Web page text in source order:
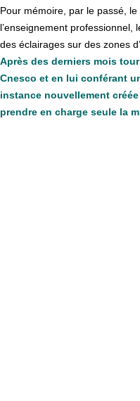
Pour mémoire, par le passé,
l’enseignement
des éclairages sur des zones
Après des derniers mois
Cnesco et en lui conférant
instance nouvellement
prendre en charge seule la